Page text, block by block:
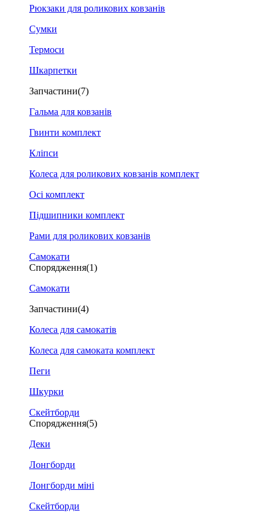
Рюкзаки для роликових ковзанів
Сумки
Термоси
Шкарпетки
Запчастини(7)
Гальма для ковзанів
Гвинти комплект
Кліпси
Колеса для роликових ковзанів комплект
Осі комплект
Підшипники комплект
Рами для роликових ковзанів
Самокати
Спорядження(1)
Самокати
Запчастини(4)
Колеса для самокатів
Колеса для самоката комплект
Пеги
Шкурки
Скейтборди
Спорядження(5)
Деки
Лонгборди
Лонгборди міні
Скейтборди